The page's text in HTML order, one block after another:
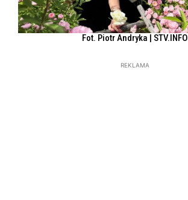
Fot. Piotr Andryka | STV.INFO
REKLAMA